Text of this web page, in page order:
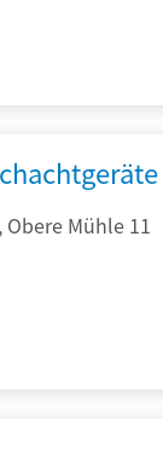
Mühle 11